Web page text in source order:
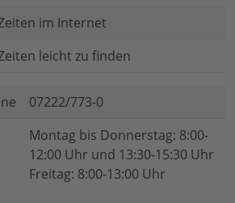
im Internet
leicht zu finden
07222/773-0
Montag bis Donnerstag: 8:00-
12:00 Uhr und 13:30-15:30 Uhr
Freitag: 8:00-13:00 Uhr